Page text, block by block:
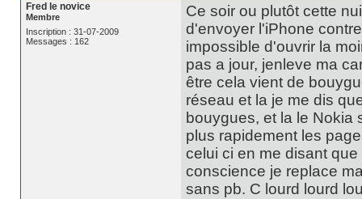
Fred le novice
Membre
Inscription : 31-07-2009
Messages : 162
Ce soir ou plutôt cette
d'envoyer l'iPhone
impossible d'ouvrir la
pas a jour, jenleve ma
être cela vient de
réseau et la je me dis
bouygues, et la le Nokia
plus rapidement les
celui ci en me disant
conscience je replace
sans pb. C lourd lourd